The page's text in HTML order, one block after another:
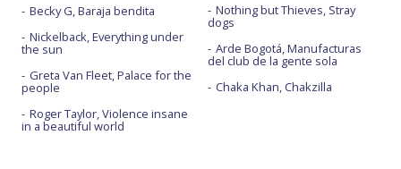
Becky G, Baraja bendita
Nickelback, Everything under
the sun
Greta Van Fleet, Palace for the
people
Roger Taylor, Violence insane
in a beautiful world
Nothing but Thieves, Stray
dogs
Arde Bogotá, Manufacturas
del club de la gente sola
Chaka Khan, Chakzilla